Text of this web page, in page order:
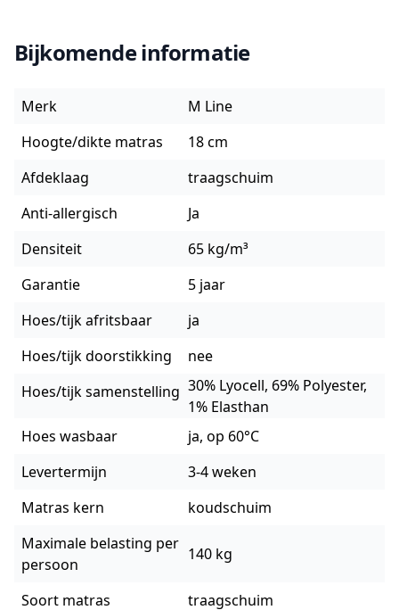
Bijkomende informatie
Merk
M Line
Hoogte/dikte matras
18 cm
Afdeklaag
traagschuim
Anti-allergisch
Ja
Densiteit
65 kg/m³
Garantie
5 jaar
Hoes/tijk afritsbaar
ja
Hoes/tijk doorstikking
nee
Hoes/tijk samenstelling 30% Lyocell, 69% Polyester,
1% Elasthan
Hoes wasbaar
ja, op 60°C
Levertermijn
3-4 weken
Matras kern
koudschuim
Maximale belasting per
persoon
140 kg
Soort matras traagschuim